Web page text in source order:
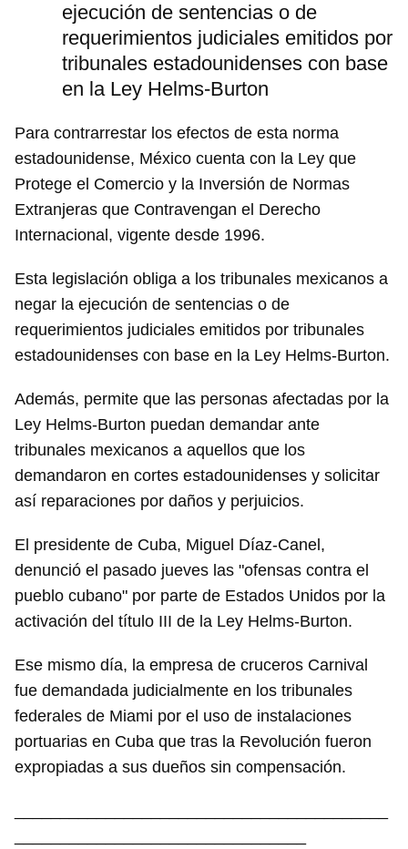
ejecución de sentencias o de
requerimientos judiciales emitidos por
tribunales estadounidenses con base
en la Ley Helms-Burton
Para contrarrestar los efectos de esta norma
estadounidense, México cuenta con la Ley que
Protege el Comercio y la Inversión de Normas
Extranjeras que Contravengan el Derecho
Internacional, vigente desde 1996.
Esta legislación obliga a los tribunales mexicanos a
negar la ejecución de sentencias o de
requerimientos judiciales emitidos por tribunales
estadounidenses con base en la Ley Helms-Burton.
Además, permite que las personas afectadas por la
Ley Helms-Burton puedan demandar ante
tribunales mexicanos a aquellos que los
demandaron en cortes estadounidenses y solicitar
así reparaciones por daños y perjuicios.
El presidente de Cuba, Miguel Díaz-Canel,
denunció el pasado jueves las "ofensas contra el
pueblo cubano" por parte de Estados Unidos por la
activación del título III de la Ley Helms-Burton.
Ese mismo día, la empresa de cruceros Carnival
fue demandada judicialmente en los tribunales
federales de Miami por el uso de instalaciones
portuarias en Cuba que tras la Revolución fueron
expropiadas a sus dueños sin compensación.